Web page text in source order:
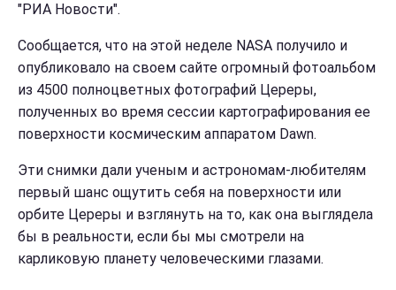
"РИА Новости".
Сообщается, что на этой неделе NASA получило и
опубликовало на своем сайте огромный фотоальбом
из 4500 полноцветных фотографий Цереры,
полученных во время сессии картографирования ее
поверхности космическим аппаратом Dawn.
Эти снимки дали ученым и астрономам-любителям
первый шанс ощутить себя на поверхности или
орбите Цереры и взглянуть на то, как она выглядела
бы в реальности, если бы мы смотрели на
карликовую планету человеческими глазами.